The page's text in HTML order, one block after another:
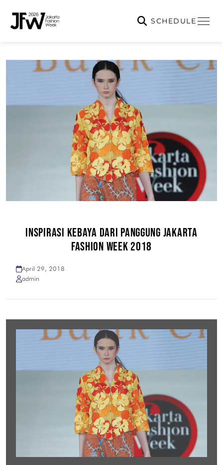
SCHEDULE
INSPIRASI KEBAYA DARI PANGGUNG JAKARTA
FASHION WEEK 2018
April 29, 2018
admin